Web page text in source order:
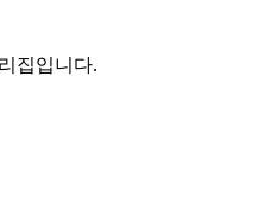
집입니다.